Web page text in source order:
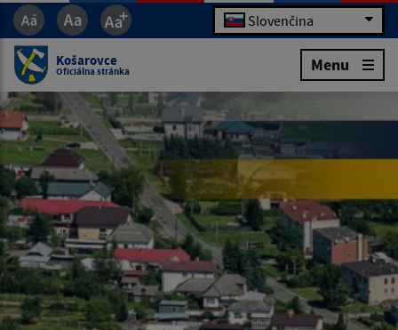
Slovenčina
Košarovce
Oficiálna stránka Menu